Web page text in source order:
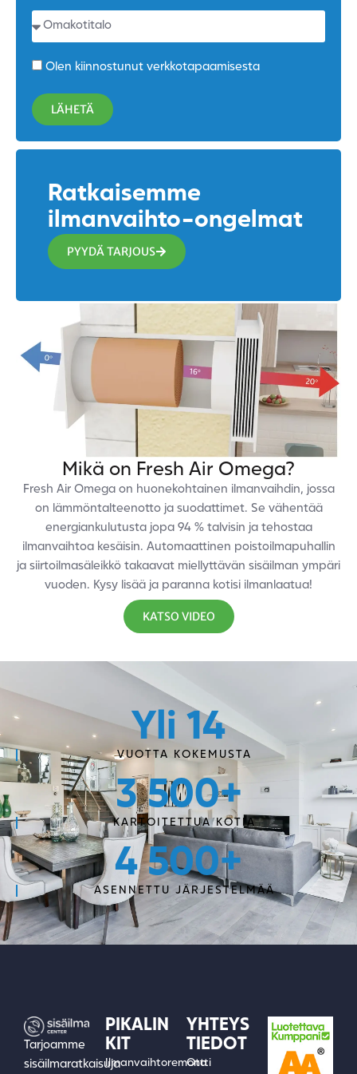
Olen kiinnostunut verkkotapaamisesta
LÄHETÄ
Ratkaisemme
ilmanvaihto-ongelmat
PYYDÄ TARJOUS
Mikä on Fresh Air Omega?
Fresh Air Omega on huonekohtainen ilmanvaihdin, jossa
on lämmöntalteenotto ja suodattimet. Se vähentää
energiankulutusta jopa 94 % talvisin ja tehostaa
ilmanvaihtoa kesäisin. Automaattinen poistoilmapuhallin
ja siirtoilmasäleikkö takaavat miellyttävän sisäilman ympäri
vuoden. Kysy lisää ja paranna kotisi ilmanlaatua!
KATSO VIDEO
Yli 14
VUOTTA KOKEMUSTA
3 500+
KARTOITETTUA KOTIA
4 500+
ASENNETTU JÄRJESTELMÄÄ
Tarjoamme
sisäilmaratkaisuja
PIKALIN
KIT
Ilmanvaihtoremontti
YHTEYS
TIEDOT
Ota